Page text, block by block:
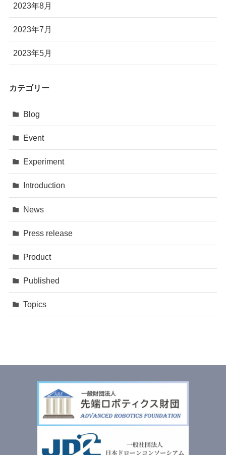
2023年8月
2023年7月
2023年5月
カテゴリー
Blog
Event
Experiment
Introduction
News
Press release
Product
Published
Topics